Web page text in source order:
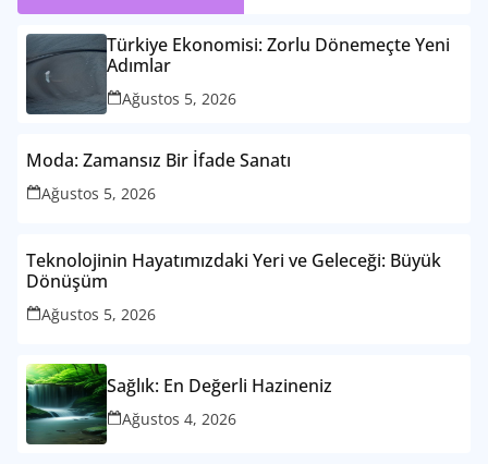
Türkiye Ekonomisi: Zorlu Dönemeçte Yeni
Adımlar
Ağustos 5, 2026
Moda: Zamansız Bir İfade Sanatı
Ağustos 5, 2026
Teknolojinin Hayatımızdaki Yeri ve Geleceği: Büyük
Dönüşüm
Ağustos 5, 2026
Sağlık: En Değerli Hazineniz
Ağustos 4, 2026